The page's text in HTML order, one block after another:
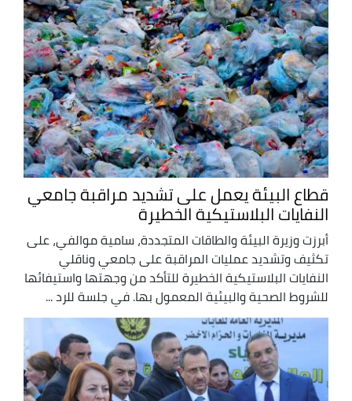
قطاع البيئة يعمل على تشديد مراقبة جامعي
النفايات البلاستيكية الخطيرة
أبرزت وزيرة البيئة والطاقات المتجددة، سامية موالفي، على
تكثيف وتشديد عمليات المراقبة على جامعي وناقلي
النفايات البلاستيكية الخطيرة للتأكد من وجهتها واستيفائها
للشروط الصحية والبيئية المعمول بها. في جلسة للرد ...